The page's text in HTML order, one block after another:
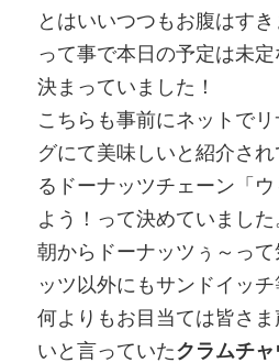
とはいいつつもお腹はすき
って事で本日の予定は未
決まっていました！
こちらも事前にネットで
グにて美味しいと紹介さ
るドーナッツチェーン「
よう！って決めていました
朝からドーナッツぅ～っ
ッツ以外にもサンドイッ
何よりもお目当ては皆さ
いと言っていたクラムチ